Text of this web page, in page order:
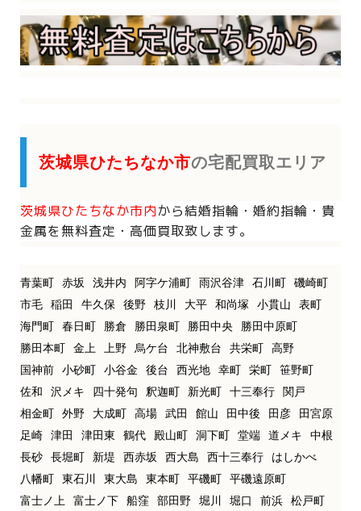
茨城県ひたちなか市の宅配買取エリア
茨城県ひたちなか市内から結婚指輪・婚約指輪・貴
金属を無料査定・高価買取致します。
青葉町 赤坂 浅井内 阿字ケ浦町 雨沢谷津 石川町
磯崎町
市毛
稲田 牛久保 後野 枝川 大平 和尚塚 小貫山
表町
海門町
春日町 勝倉 勝田泉町 勝田中央
勝田中原町
勝田本町
金上 上野 烏ケ台 北神敷台 共栄町
高野
国神前
小砂町 小谷金 後台 西光地 幸町 栄町
笹野町
佐和
沢メキ 四十発句 釈迦町 新光町 十三奉行
関戸
相金町
外野 大成町 高場 武田 館山 田中後 田彦
田宮原
足崎
津田 津田東 鶴代 殿山町 洞下町 堂端 道メキ
中根
長砂
長堀町 新堤 西赤坂 西大島 西十三奉行
はしかべ
八幡町
東石川 東大島 東本町 平磯町
平磯遠原町
富士ノ上
富士ノ下 船窪 部田野 堀川 堀口 前浜
松戸町